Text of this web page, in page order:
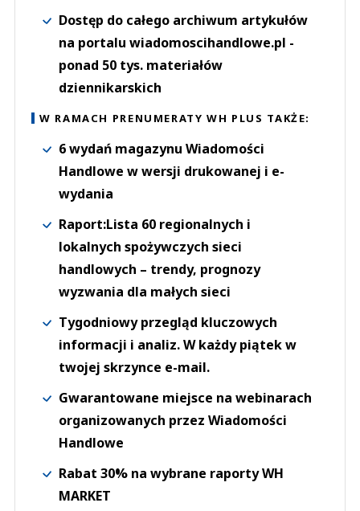
Dostęp do całego archiwum artykułów
na portalu wiadomoscihandlowe.pl -
ponad 50 tys. materiałów
dziennikarskich
W RAMACH PRENUMERATY WH PLUS TAKŻE:
6 wydań magazynu Wiadomości
Handlowe w wersji drukowanej i e-
wydania
Raport:Lista 60 regionalnych i
lokalnych spożywczych sieci
handlowych – trendy, prognozy
wyzwania dla małych sieci
Tygodniowy przegląd kluczowych
informacji i analiz. W każdy piątek w
twojej skrzynce e-mail.
Gwarantowane miejsce na webinarach
organizowanych przez Wiadomości
Handlowe
Rabat 30% na wybrane raporty WH
MARKET